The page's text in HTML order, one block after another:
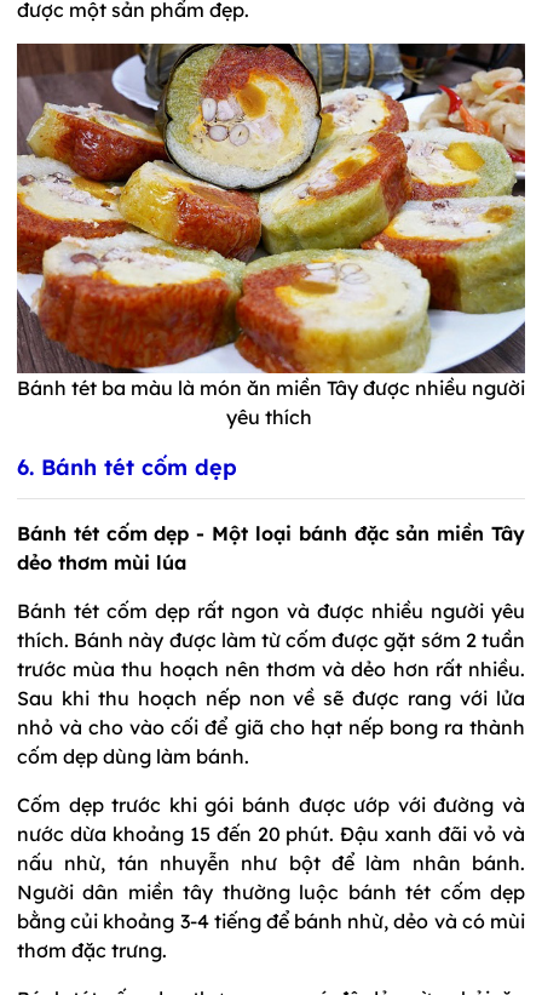
được một sản phẩm đẹp.
Bánh tét ba màu là món ăn miền Tây được nhiều người
yêu thích
6. Bánh tét cốm dẹp
Bánh tét cốm dẹp - Một loại bánh đặc sản miền Tây
dẻo thơm mùi lúa
Bánh tét cốm dẹp rất ngon và được nhiều người yêu
thích. Bánh này được làm từ cốm được gặt sớm 2 tuần
trước mùa thu hoạch nên thơm và dẻo hơn rất nhiều.
Sau khi thu hoạch nếp non về sẽ được rang với lửa
nhỏ và cho vào cối để giã cho hạt nếp bong ra thành
cốm dẹp dùng làm bánh.
Cốm dẹp trước khi gói bánh được ướp với đường và
nước dừa khoảng 15 đến 20 phút. Đậu xanh đãi vỏ và
nấu nhừ, tán nhuyễn như bột để làm nhân bánh.
Người dân miền tây thường luộc bánh tét cốm dẹp
bằng củi khoảng 3-4 tiếng để bánh nhừ, dẻo và có mùi
thơm đặc trưng.